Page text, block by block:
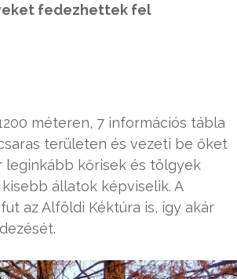
fedezhettek fel
méteren, 7 információs tábla
területen és vezeti be őket
leginkább kőrisek és tölgyek
állatok képviselik. A
az Alföldi Kéktúra is, így akár